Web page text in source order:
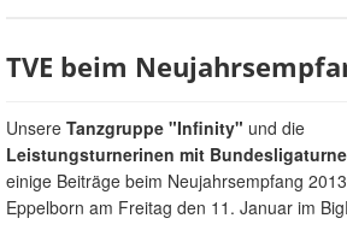
Abteilungen
Jugendweb
Über uns
Login/out
TVE beim
Unsere Tanzgruppe "Infinity" und die
Leistungsturnerinen mit
einige Beiträge beim Neujahrsempfang
Eppelborn am Freitag den 11. Januar im